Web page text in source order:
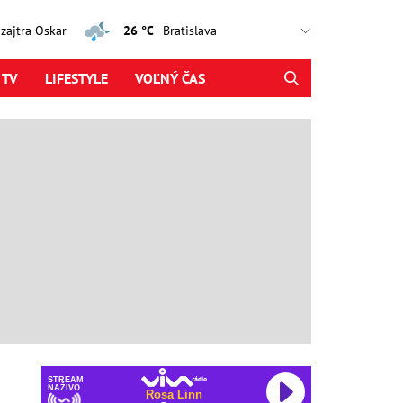
Oskar 26 °C
LIFESTYLE VOĽNÝ ČAS
STREAM
NAŽIVO
Rosa Linn